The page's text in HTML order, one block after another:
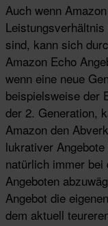
Auch wenn
sind, kann sich
Amazon Echo
wenn eine neue
beispielsweise der
der 2. Generation,
Amazon den
lukrativer
natürlich immer bei
Angeboten
Angebot die
dem aktuell